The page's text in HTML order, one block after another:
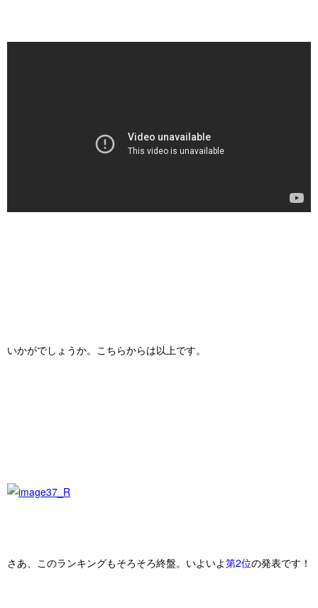
いかがでしょうか。こちらからは以上です。
さあ、このランキングもそろそろ終盤。いよいよ第2位の発表です！